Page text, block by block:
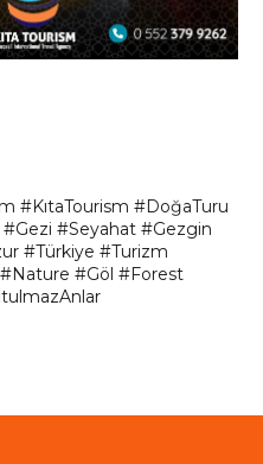
#KıtaTourism #DoğaTuru
#Gezi #Seyahat #Gezgin
#Türkiye #Turizm
#Nature #Göl #Forest